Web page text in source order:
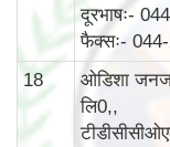
दूरभाषः-
फैक्सः-
18
ओडिशा
लि0,,